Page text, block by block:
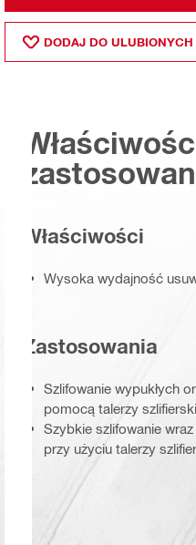
DODAJ DO ULUBIONYCH
Właściwości
Wysoka wydajność
Zastosowania
Szlifowanie wypukłych
pomocą talerzy
Szybkie szlifowanie
przy użyciu talerzy